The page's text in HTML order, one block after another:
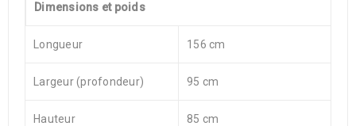
Dimensions et poids
Longueur 156 cm
Largeur (profondeur) 95 cm
Hauteur 85 cm